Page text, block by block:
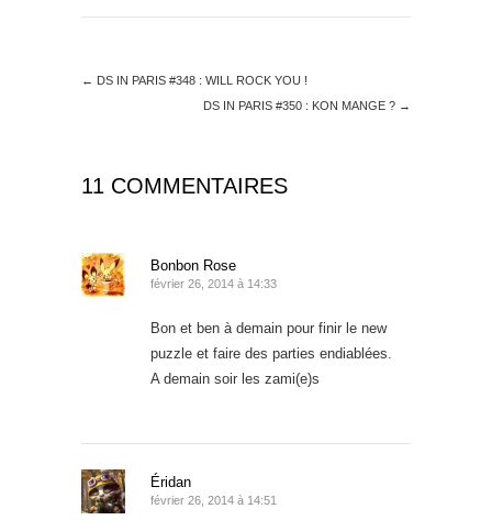
← DS IN PARIS #348 : WILL ROCK YOU !
DS IN PARIS #350 : KON MANGE ? →
11 COMMENTAIRES
Bonbon Rose
février 26, 2014 à 14:33
Bon et ben à demain pour finir le new
puzzle et faire des parties endiablées.
A demain soir les zami(e)s
Éridan
février 26, 2014 à 14:51